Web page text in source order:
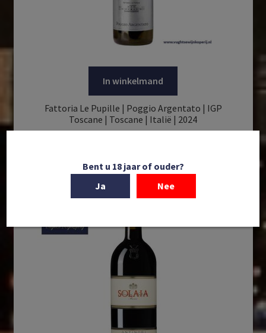
In winkelmand
Fattoria Le Pupille | Poggio Argentato | IGP
Toscane | Toscane | Italië | 2024
Bent u 18 jaar of ouder?
Ja
Nee